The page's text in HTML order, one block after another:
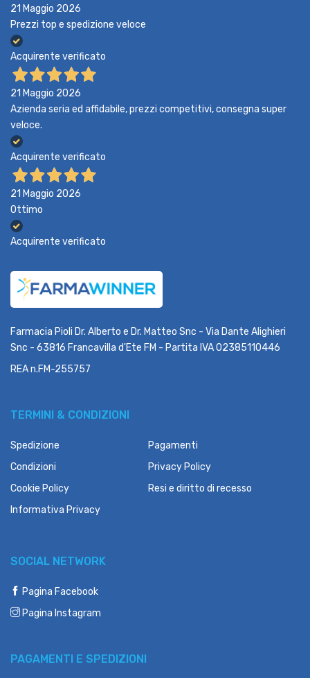
21 Maggio 2026
Prezzi top e spedizione veloce
Acquirente verificato
21 Maggio 2026
Azienda seria ed affidabile, prezzi competitivi, consegna super
veloce.
Acquirente verificato
21 Maggio 2026
Ottimo
Acquirente verificato
Farmacia Pioli Dr. Alberto e Dr. Matteo Snc - Via Dante Alighieri
Snc - 63816 Francavilla d'Ete FM - Partita IVA 02385110446
REA n.FM-255757
TERMINI & CONDIZIONI
Spedizione
Pagamenti
Condizioni
Privacy Policy
Cookie Policy
Resi e diritto di recesso
Informativa Privacy
SOCIAL NETWORK
Pagina Facebook
Pagina Instagram
PAGAMENTI E SPEDIZIONI